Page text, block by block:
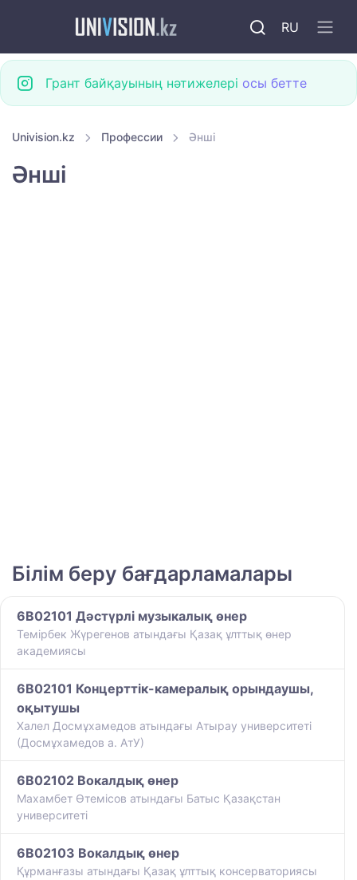
RU
Грант байқауының нәтижелері осы бетте
Univision.kz Профессии Әнші
Әнші
Білім беру бағдарламалары
6B02101 Дәстүрлі музыкалық өнер
Темірбек Жүрегенов атындағы Қазақ ұлттық өнер
академиясы
6B02101 Концерттік-камералық орындаушы,
оқытушы
Халел Досмұхамедов атындағы Атырау университеті
(Досмұхамедов а. АтУ)
6B02102 Вокалдық өнер
Махамбет Өтемісов атындағы Батыс Қазақстан
университеті
6B02103 Вокалдық өнер
Құрманғазы атындағы Қазақ ұлттық консерваториясы